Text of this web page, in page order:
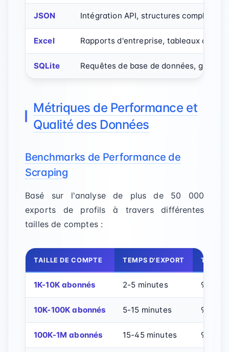
JSON Intégration API, structures complexes
Excel Rapports d'entreprise, tableaux croisés
SQLite Requêtes de base de données, gros
Métriques de Performance et
Qualité des Données
Benchmarks de Performance de
Scraping
Basé sur l'analyse de plus de 50 000
exports de profils à travers différentes
tailles de comptes :
TAILLE DE COMPTE TEMPS D'EXPORT TAUX
1K-10K abonnés 2-5 minutes 98%
10K-100K abonnés 5-15 minutes 95%
100K-1M abonnés 15-45 minutes 90%